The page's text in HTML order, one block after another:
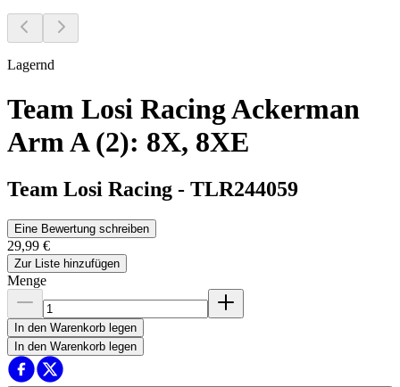
Lagernd
Team Losi Racing Ackerman
Arm A (2): 8X, 8XE
Team Losi Racing - TLR244059
Eine Bewertung schreiben
29,99 €
Zur Liste hinzufügen
Menge
In den Warenkorb legen
In den Warenkorb legen